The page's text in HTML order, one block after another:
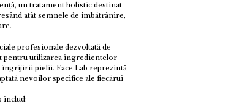
un tratament holistic destinat
atât semnele de îmbătrânire,
profesionale dezvoltată de
pentru utilizarea ingredientelor
îngrijirii pielii. Face Lab reprezintă
nevoilor specifice ale fiecărui
includ: